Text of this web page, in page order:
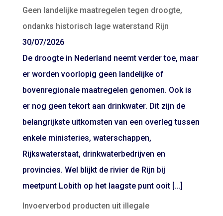
Geen landelijke maatregelen tegen droogte,
ondanks historisch lage waterstand Rijn
30/07/2026
De droogte in Nederland neemt verder toe, maar
er worden voorlopig geen landelijke of
bovenregionale maatregelen genomen. Ook is
er nog geen tekort aan drinkwater. Dit zijn de
belangrijkste uitkomsten van een overleg tussen
enkele ministeries, waterschappen,
Rijkswaterstaat, drinkwaterbedrijven en
provincies. Wel blijkt de rivier de Rijn bij
meetpunt Lobith op het laagste punt ooit […]
Invoerverbod producten uit illegale